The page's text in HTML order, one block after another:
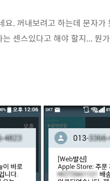
요. 꺼내보려고 하는데 문자가
센스있다고 해야 할지... 뭔